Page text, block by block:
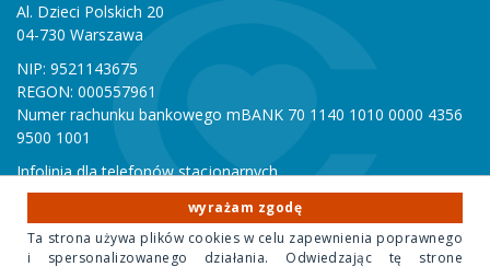
Al. Dzieci Polskich 20
04-730 Warszawa
NIP: 9521143675
REGON: 000557961
Numer rachunku bankowego mBANK 70 1140 1010 0000 4356
9500 1001
Infolinia dla telefonów stacjonarnych
801 051 000
Infolinia dla telefonów komórkowych
22 815 10 00
wyrażam zgodę
Ta strona używa plików cookies w celu zapewnienia poprawnego
i spersonalizowanego działania. Odwiedzając tę strone